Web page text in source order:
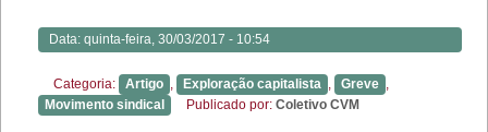
Data: quinta-feira, 30/03/2017 - 10:54
Categoria: Artigo Exploração capitalista Greve
Movimento sindical
Publicado por: Coletivo CVM